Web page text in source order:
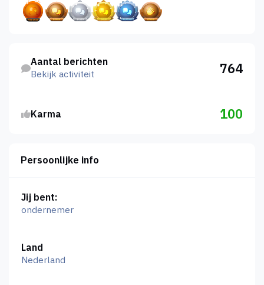
Aantal berichten
Bekijk activiteit
764
Karma 100
Persoonlijke info
Jij bent:
ondernemer
Land
Nederland